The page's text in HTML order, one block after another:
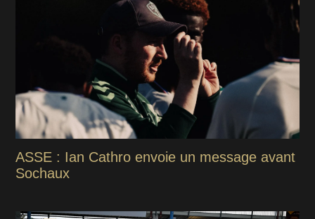
ASSE : Ian Cathro envoie un message avant
Sochaux